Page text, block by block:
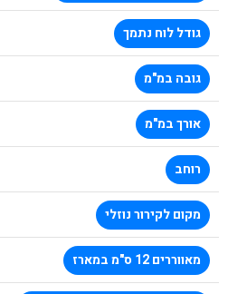
גודל לוח נתמך
גובה במ"מ
אורך במ"מ
רוחב
מקום לקירור נוזלי
מאווררים 12 ס"מ במארז